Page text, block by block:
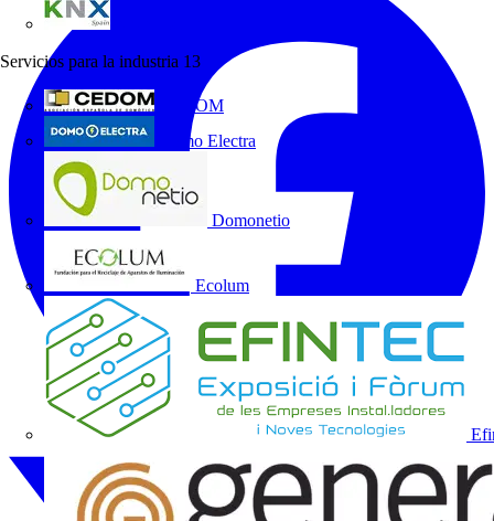
Servicios para la industria 13
CEDOM
Domo Electra
Domonetio
Ecolum